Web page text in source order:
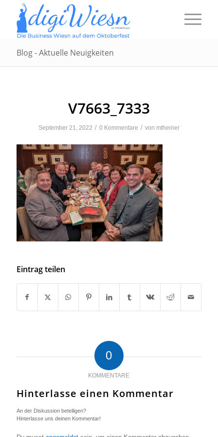
Blog - Aktuelle Neuigkeiten
V7663_7333
September 21, 2022 / 0 Kommentare / von mtheiner
Eintrag teilen
0
KOMMENTARE
Hinterlasse einen Kommentar
An der Diskussion beteiligen?
Hinterlasse uns deinen Kommentar!